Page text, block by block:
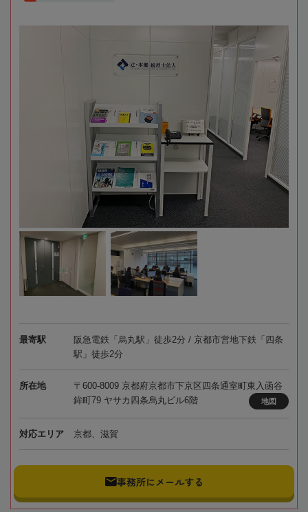
最寄駅
阪急電鉄「烏丸駅」徒歩2分 / 京都市営地下鉄「四条
駅」徒歩2分
所在地
〒600-8009 京都府京都市下京区四条通室町東入函谷
鉾町79 ヤサカ四条烏丸ビル6階
地図
対応エリア 京都、滋賀
事務所にメールする